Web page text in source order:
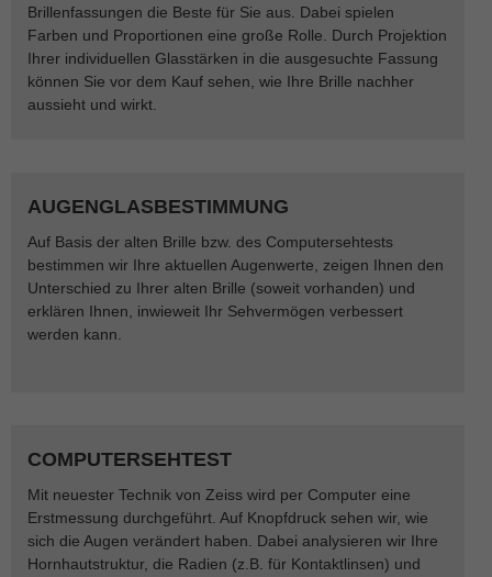
Brillenfassungen die Beste für Sie aus. Dabei spielen
Farben und Proportionen eine große Rolle. Durch Projektion
Ihrer individuellen Glasstärken in die ausgesuchte Fassung
können Sie vor dem Kauf sehen, wie Ihre Brille nachher
aussieht und wirkt.
AUGENGLASBESTIMMUNG
Auf Basis der alten Brille bzw. des Computersehtests
bestimmen wir Ihre aktuellen Augenwerte, zeigen Ihnen den
Unterschied zu Ihrer alten Brille (soweit vorhanden) und
erklären Ihnen, inwieweit Ihr Sehvermögen verbessert
werden kann.
COMPUTERSEHTEST
Mit neuester Technik von Zeiss wird per Computer eine
Erstmessung durchgeführt. Auf Knopfdruck sehen wir, wie
sich die Augen verändert haben. Dabei analysieren wir Ihre
Hornhautstruktur, die Radien (z.B. für Kontaktlinsen) und